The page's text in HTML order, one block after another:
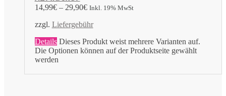
14,99€– 29,90€ Inkl. 19% MwSt
zzgl. Liefergebühr
Details Dieses Produkt weist mehrere Varianten auf.
Die Optionen können auf der Produktseite gewählt
werden